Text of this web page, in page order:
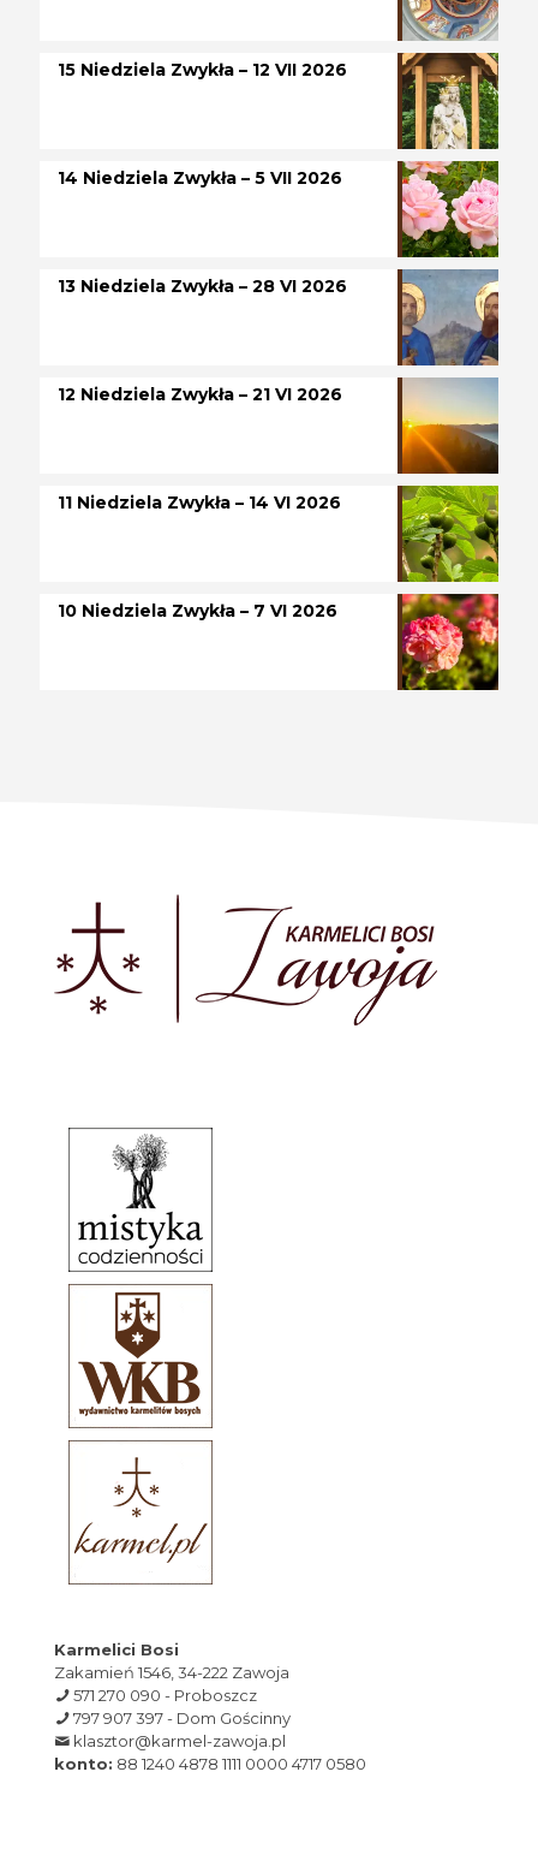
15 Niedziela Zwykła – 12 VII 2026
14 Niedziela Zwykła – 5 VII 2026
13 Niedziela Zwykła – 28 VI 2026
12 Niedziela Zwykła – 21 VI 2026
11 Niedziela Zwykła – 14 VI 2026
10 Niedziela Zwykła – 7 VI 2026
Karmelici Bosi
Zakamień 1546, 34-222 Zawoja
571 270 090 - Proboszcz
797 907 397 - Dom Gościnny
klasztor@karmel-zawoja.pl
konto: 88 1240 4878 1111 0000 4717 0580